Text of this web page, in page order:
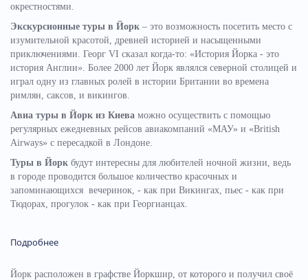
окрестностями.
Экскурсионные туры в Йорк – это возможность посетить место с
изумительной красотой, древней историей и насыщенными
приключениями. Георг VI сказал когда-то: «История Йорка - это
история Англии». Более 2000 лет Йорк являлся северной столицей и
играл одну из главных ролей в истории Британии во времена
римлян, саксов, и викингов.
Авиа туры в Йорк из Киева можно осуществить с помощью
регулярных ежедневных рейсов авиакомпаний «МАУ» и «British
Airways» с пересадкой в Лондоне.
Туры в Йорк будут интересны для любителей ночной жизни, ведь
в городе проводится большое количество красочных и
запоминающихся вечеринок, - как при Викингах, пьес - как при
Тюдорах, прогулок - как при Георгианцах.
Подробнее
Йорк расположен в графстве Йоркшир, от которого и получил своё